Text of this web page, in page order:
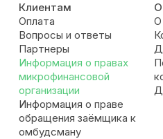
Клиентам
Оплата
Вопросы и ответы
Партнеры
Информация о правах
микрофинансовой
организации
Информация о праве
обращения заёмщика к
омбудсману
О